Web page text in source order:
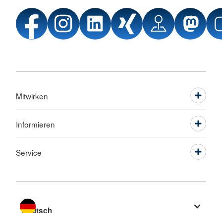
Mitwirken
Informieren
Service
Sprache wechseln zu